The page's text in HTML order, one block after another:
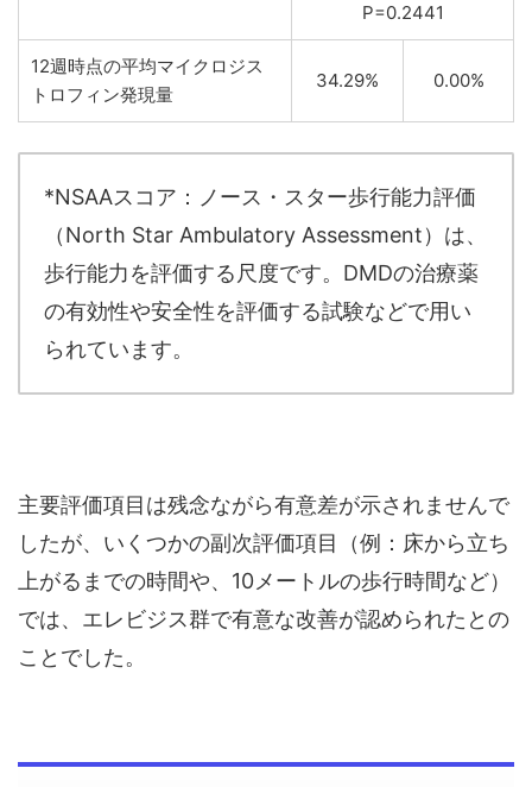
P=0.2441
12週時点の平均マイクロジス
トロフィン発現量
34.29% 0.00%
*NSAAスコア：ノース・スター歩行能力評価
（North Star Ambulatory Assessment）は、
歩行能力を評価する尺度です。DMDの治療薬
の有効性や安全性を評価する試験などで用い
られています。
主要評価項目は残念ながら有意差が示されませんで
したが、いくつかの副次評価項目（例：床から立ち
上がるまでの時間や、10メートルの歩行時間など）
では、エレビジス群で有意な改善が認められたとの
ことでした。